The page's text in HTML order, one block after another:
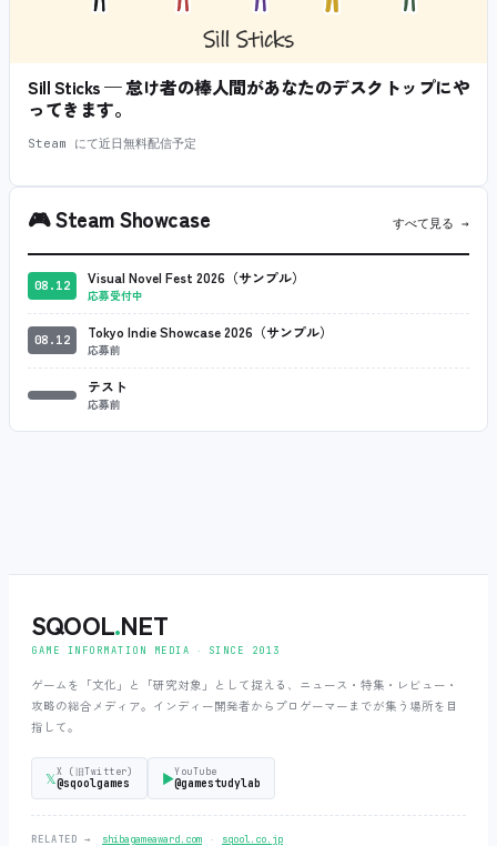
Sill Sticks — 怠け者の棒人間があなたのデスクトップにや
ってきます。
Steam にて近日無料配信予定
🎮Steam Showcase すべて見る →
08.12 Visual Novel Fest 2026（サンプル）
応募受付中
08.12 Tokyo Indie Showcase 2026（サンプル）
応募前
テスト
応募前
SQOOL.NET
GAME INFORMATION MEDIA ‧ SINCE 2013
ゲームを「文化」と「研究対象」として捉える、ニュース・特集・レビュー・
攻略の総合メディア。インディー開発者からプロゲーマーまでが集う場所を目
指して。
𝕏X (旧Twitter)
@sqoolgames ▶YouTube
@gamestudylab
RELATED → shibagameaward.com ‧ sqool.co.jp